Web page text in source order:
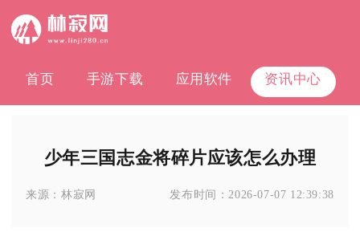
首页 手游下载 应用软件 资讯中心
少年三国志金将碎片应该怎么办理
来源：林寂网 发布时间： 2026-07-07 12:39:38